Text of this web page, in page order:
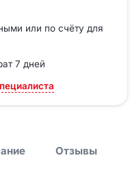
или по счёту для
7 дней
Отзывы